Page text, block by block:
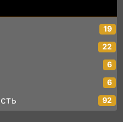
19
22
6
6
92